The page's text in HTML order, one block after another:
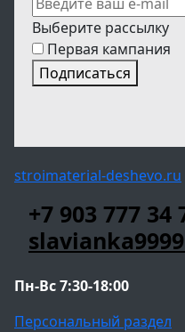
Выберите рассылку
Первая кампания
Подписаться
stroimaterial-deshevo.ru
+7 903 777 34
Пн-Вс 7:30-18:00
Персональный раздел